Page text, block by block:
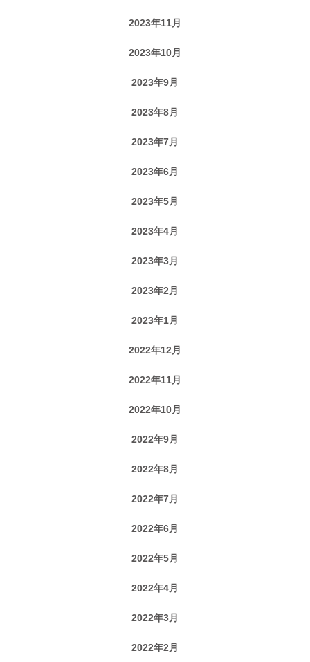
2023年11月
2023年10月
2023年9月
2023年8月
2023年7月
2023年6月
2023年5月
2023年4月
2023年3月
2023年2月
2023年1月
2022年12月
2022年11月
2022年10月
2022年9月
2022年8月
2022年7月
2022年6月
2022年5月
2022年4月
2022年3月
2022年2月